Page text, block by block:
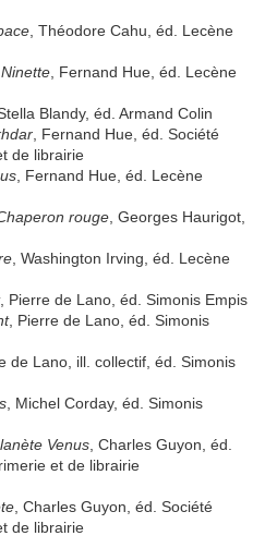
, Théodore Cahu, éd. Lecène
, Fernand Hue, éd. Lecène
Stella Blandy, éd. Armand Colin
, Fernand Hue, éd. Société
de librairie
, Fernand Hue, éd. Lecène
rouge , Georges Haurigot,
, Washington Irving, éd. Lecène
, Pierre de Lano, éd. Simonis Empis
, Pierre de Lano, éd. Simonis
de Lano, ill. collectif, éd. Simonis
, Michel Corday, éd. Simonis
Venus , Charles Guyon, éd.
et de librairie
, Charles Guyon, éd. Société
de librairie